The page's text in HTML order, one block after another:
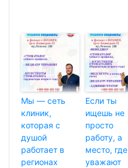
Мы — сеть
клиник,
которая с
душой
работает в
регионах
Если ты
ищешь не
просто
работу, а
место, где
уважают